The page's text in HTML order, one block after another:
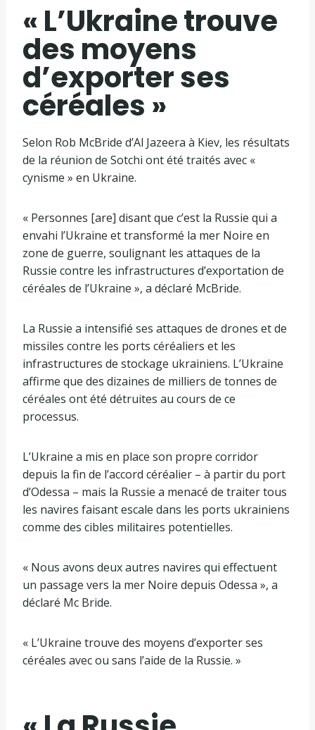
« L’Ukraine trouve
des moyens
d’exporter ses
céréales »
Selon Rob McBride d’Al Jazeera à Kiev, les résultats
de la réunion de Sotchi ont été traités avec «
cynisme » en Ukraine.
« Personnes [are] disant que c’est la Russie qui a
envahi l’Ukraine et transformé la mer Noire en
zone de guerre, soulignant les attaques de la
Russie contre les infrastructures d’exportation de
céréales de l’Ukraine », a déclaré McBride.
La Russie a intensifié ses attaques de drones et de
missiles contre les ports céréaliers et les
infrastructures de stockage ukrainiens. L’Ukraine
affirme que des dizaines de milliers de tonnes de
céréales ont été détruites au cours de ce
processus.
L’Ukraine a mis en place son propre corridor
depuis la fin de l’accord céréalier – à partir du port
d’Odessa – mais la Russie a menacé de traiter tous
les navires faisant escale dans les ports ukrainiens
comme des cibles militaires potentielles.
« Nous avons deux autres navires qui effectuent
un passage vers la mer Noire depuis Odessa », a
déclaré Mc Bride.
« L’Ukraine trouve des moyens d’exporter ses
céréales avec ou sans l’aide de la Russie. »